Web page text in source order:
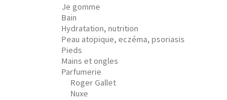
Je gomme
Bain
Hydratation, nutrition
Peau atopique, eczéma, psoriasis
Pieds
Mains et ongles
Parfumerie
Roger Gallet
Nuxe